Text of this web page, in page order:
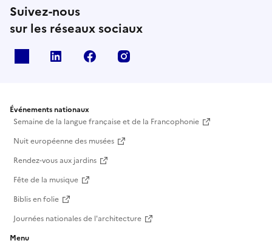
Suivez-nous
sur les réseaux sociaux
Linkedin Facebook
Événements nationaux
Semaine de la langue française et de la Francophonie
Nuit européenne des musées
Rendez-vous aux jardins
Fête de la musique
Biblis en folie
Journées nationales de l'architecture
Menu